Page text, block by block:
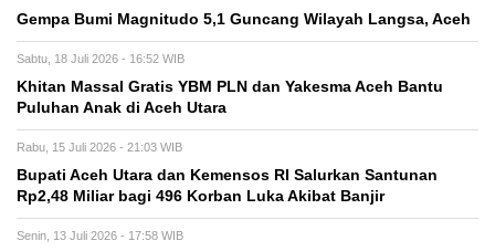
Gempa Bumi Magnitudo 5,1 Guncang Wilayah Langsa, Aceh
Sabtu, 18 Juli 2026 - 16:52 WIB
Khitan Massal Gratis YBM PLN dan Yakesma Aceh Bantu
Puluhan Anak di Aceh Utara
Rabu, 15 Juli 2026 - 21:03 WIB
Bupati Aceh Utara dan Kemensos RI Salurkan Santunan
Rp2,48 Miliar bagi 496 Korban Luka Akibat Banjir
Senin, 13 Juli 2026 - 17:58 WIB